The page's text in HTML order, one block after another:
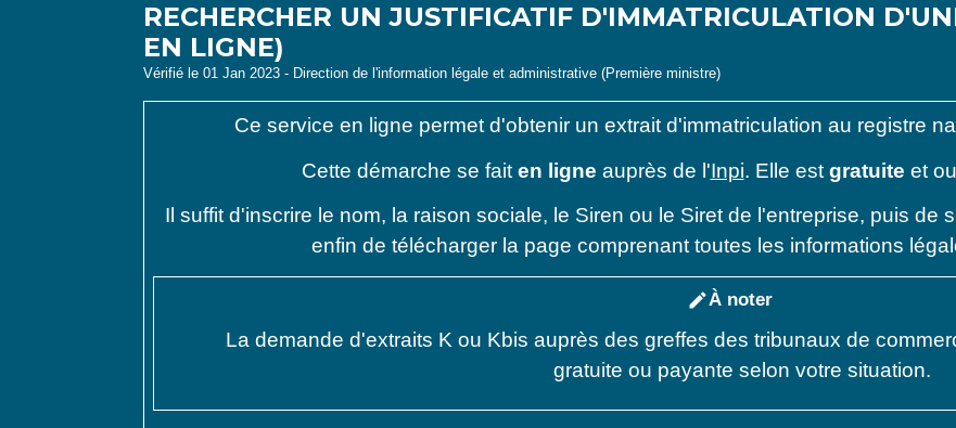
RECHERCHER UN JUSTIFICATIF D'IMMATRICULATION
EN LIGNE)
Vérifié le 01 Jan 2023 - Direction de l'information légale et administrative (Première ministre)
Ce service en ligne permet d'obtenir un extrait d'immatriculation au registre
Cette démarche se fait en ligne auprès de l'Inpi. Elle est gratuite et
Il suffit d'inscrire le nom, la raison sociale, le Siren ou le Siret de l'entreprise, puis de
enfin de télécharger la page comprenant toutes les informations
editÀ noter
La demande d'extraits K ou Kbis auprès des greffes des tribunaux de
gratuite ou payante selon votre situation.